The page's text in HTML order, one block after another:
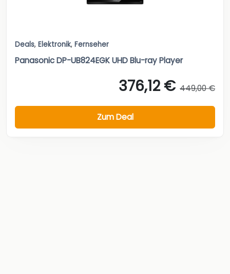
Deals, Elektronik, Fernseher
Panasonic DP-UB824EGK UHD Blu-ray Player
376,12 € 449,00 €
Zum Deal